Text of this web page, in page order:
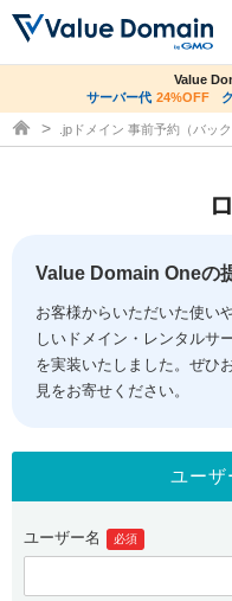
ドメイントップ
ドメイン移管
ドメイン価格一覧
ドメイン一括検索
.jpドメインオークション
gTLDオークション
.jpドメインバックオーダー
コアサーバー
バリューサーバー
XREA
セキュリティトップ
Value Domain ネットde診断
SSL証明書
サービストップ
お得意様割引
紹介制度
バリュードメインAPI
co.jpドメイン✕コアサ
サーバー
Value
サーバー代 24%OFF
ドメイン取得ならバリュードメ
.jpドメイン 事前予約（バッ
Value Domain Oneの
お客様からいただいた使い
しいドメイン・レンタルサ
を実装いたしました。ぜひ
見をお寄せください。
ユーザ
ユーザー名 必須